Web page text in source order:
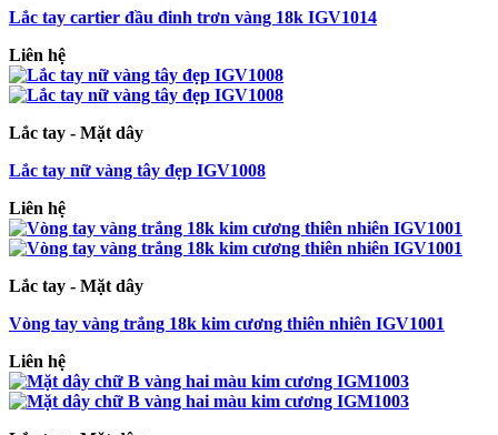
Lắc tay cartier đầu đinh trơn vàng 18k IGV1014
Liên hệ
Lắc tay - Mặt dây
Lắc tay nữ vàng tây đẹp IGV1008
Liên hệ
Lắc tay - Mặt dây
Vòng tay vàng trắng 18k kim cương thiên nhiên IGV1001
Liên hệ